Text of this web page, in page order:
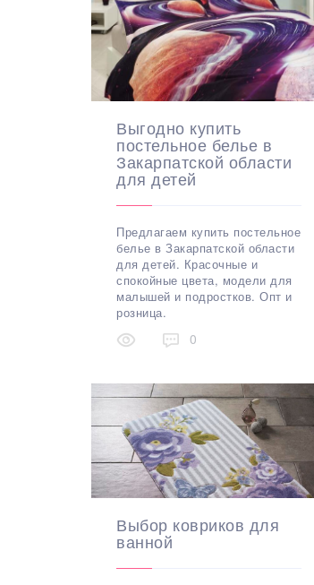
Выгодно купить
постельное белье в
Закарпатской области
для детей
Предлагаем купить постельное
белье в Закарпатской области
для детей. Красочные и
спокойные цвета, модели для
малышей и подростков. Опт и
розница.
0
Выбор ковриков для
ванной